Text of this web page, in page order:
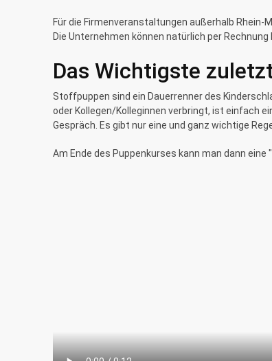
Für die Firmenveranstaltungen außerhalb
Die Unternehmen können natürlich per Rechnung
Das Wichtigste
Stoffpuppen sind ein Dauerrenner des
oder Kollegen/Kolleginnen verbringt, ist einfach
Gespräch. Es gibt nur eine und ganz wichtige
Am Ende des Puppenkurses kann man dann